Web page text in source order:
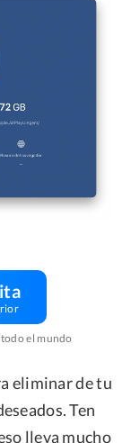
el mundo
eliminar de tu
Ten
lleva mucho